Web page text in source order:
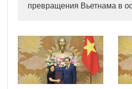
превращения Вьетнама в